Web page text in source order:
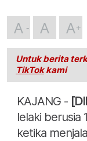
A A A
Untuk berita
TikTokkami
KAJANG -
lelaki berusia
ketika